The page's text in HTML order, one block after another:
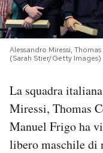
NEWSLETTER
I MIEI PREFERITI
CALENDARIO
Alessandro Miressi,
(Sarah Stier/Getty Images)
La squadra
Miressi, Thomas
Manuel Frigo ha
libero maschile di